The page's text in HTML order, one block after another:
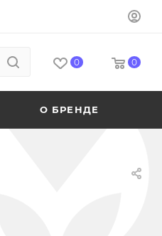
0 0
О БРЕНДЕ